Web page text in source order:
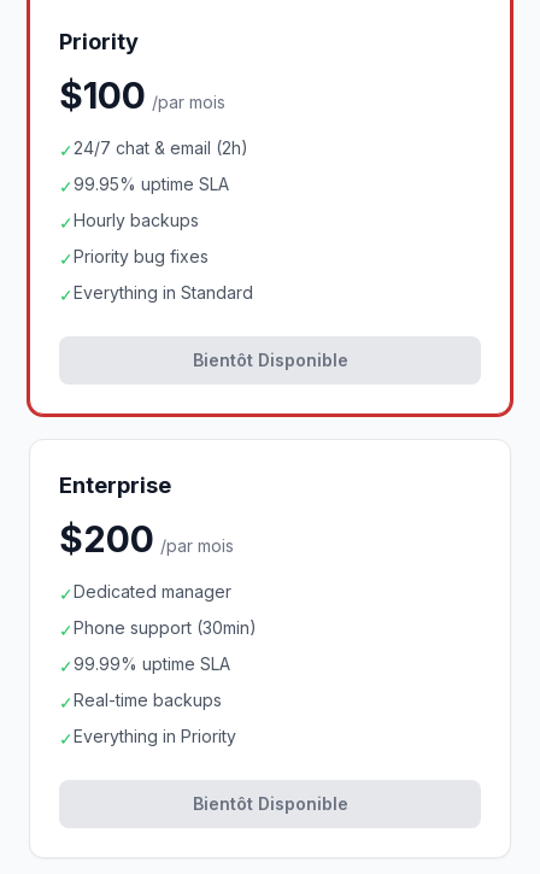
Priority
$100 /par mois
✓24/7 chat & email (2h)
✓99.95% uptime SLA
✓Hourly backups
✓Priority bug fixes
✓Everything in Standard
Bientôt Disponible
Enterprise
$200 /par mois
✓Dedicated manager
✓Phone support (30min)
✓99.99% uptime SLA
✓Real-time backups
✓Everything in Priority
Bientôt Disponible